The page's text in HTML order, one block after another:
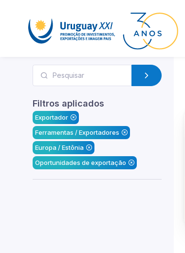
Filtros aplicados
Exportador
Ferramentas / Exportadores
Europa / Estônia
Oportunidades de exportação